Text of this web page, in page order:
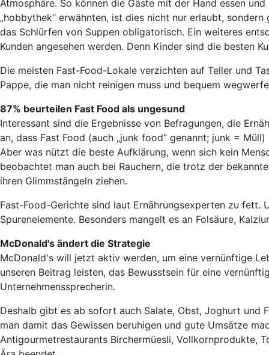
Atmosphäre. So können die Gäste mit der Hand essen
„hobbythek“ erwähnten, ist dies nicht nur erlaubt,
das Schlürfen von Suppen obligatorisch. Ein weiteres
Kunden angesehen werden. Denn Kinder sind die besten
Die meisten Fast-Food-Lokale verzichten auf Teller und
Pappe, die man nicht reinigen muss und bequem
87% beurteilen Fast Food als ungesund
Interessant sind die Ergebnisse von Befragungen, die
an, dass Fast Food (auch „junk food“ genannt; junk =
Aber was nützt die beste Aufklärung, wenn sich kein
beobachtet man auch bei Rauchern, die trotz der
ihren Glimmstängeln ziehen.
Fast-Food-Gerichte sind laut Ernährungsexperten zu
Spurenelemente. Besonders mangelt es an Folsäure,
McDonald's ändert die Strategie
McDonald's will jetzt aktiv werden, um eine vernünftige
unseren Beitrag leisten, das Bewusstsein für eine
Unternehmenssprecherin.
Deshalb gibt es ab sofort auch Salate, Obst, Joghurt und
man damit das Gewissen beruhigen und gute Umsätze
Antigourmetrestaurants Birchermüesli, Vollkornprodukte,